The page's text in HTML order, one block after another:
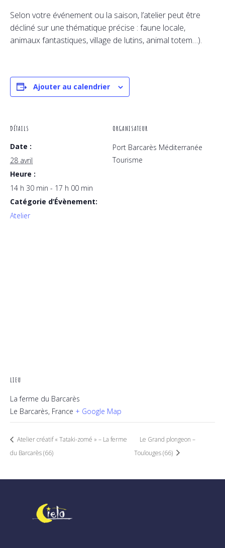
Selon votre événement ou la saison, l’atelier peut être
décliné sur une thématique précise : faune locale,
animaux fantastiques, village de lutins, animal totem…).
Ajouter au calendrier
DÉTAILS
Date :
28 avril
Heure :
14 h 30 min - 17 h 00 min
Catégorie d’Évènement:
Atelier
ORGANISATEUR
Port Barcarès Méditerranée
Tourisme
LIEU
La ferme du Barcarès
Le Barcarès, France + Google Map
Atelier créatif « Tataki-zomé » – La ferme
du Barcarès (66)
Le Grand plongeon –
Toulouges (66)